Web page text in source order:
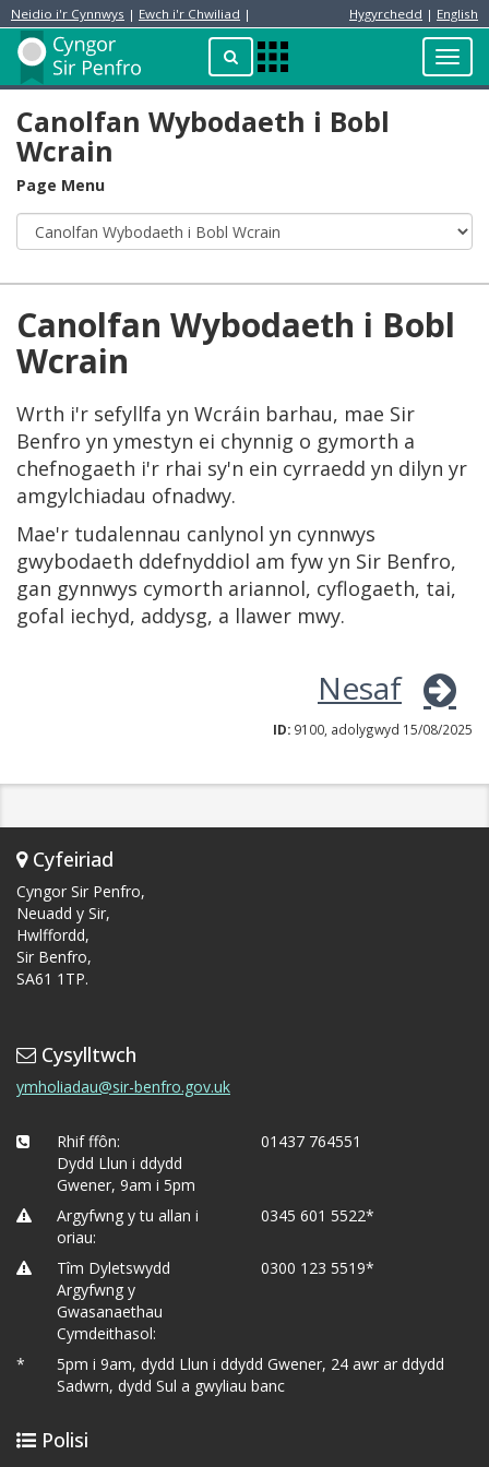
Neidio i'r Cynnwys | Ewch i'r Chwiliad | Hygyrchedd | English
ChwilioApps
Menu
Preswylydd
Canolfan Wybodaeth i Bobl
Wcrain
Page Menu
Canolfan Wybodaeth i Bobl
Wcrain
Wrth i'r sefyllfa yn Wcráin barhau, mae Sir
Benfro yn ymestyn ei chynnig o gymorth a
chefnogaeth i'r rhai sy'n ein cyrraedd yn dilyn yr
amgylchiadau ofnadwy.
Mae'r tudalennau canlynol yn cynnwys
gwybodaeth ddefnyddiol am fyw yn Sir Benfro,
gan gynnwys cymorth ariannol, cyflogaeth, tai,
gofal iechyd, addysg, a llawer mwy.
Nesaf
ID: 9100, adolygwyd 15/08/2025
Cyfeiriad
Cyngor Sir Penfro,
Neuadd y Sir,
Hwlffordd,
Sir Benfro,
SA61 1TP.
Cysylltwch
ymholiadau@sir-benfro.gov.uk
Rhif ffôn:
Dydd Llun i ddydd
Gwener, 9am i 5pm
01437 764551
Argyfwng y tu allan i
oriau:
0345 601 5522*
Tîm Dyletswydd
Argyfwng y
Gwasanaethau
Cymdeithasol:
0300 123 5519*
*
5pm i 9am, dydd Llun i ddydd Gwener, 24 awr ar ddydd
Sadwrn, dydd Sul a gwyliau banc
Polisi